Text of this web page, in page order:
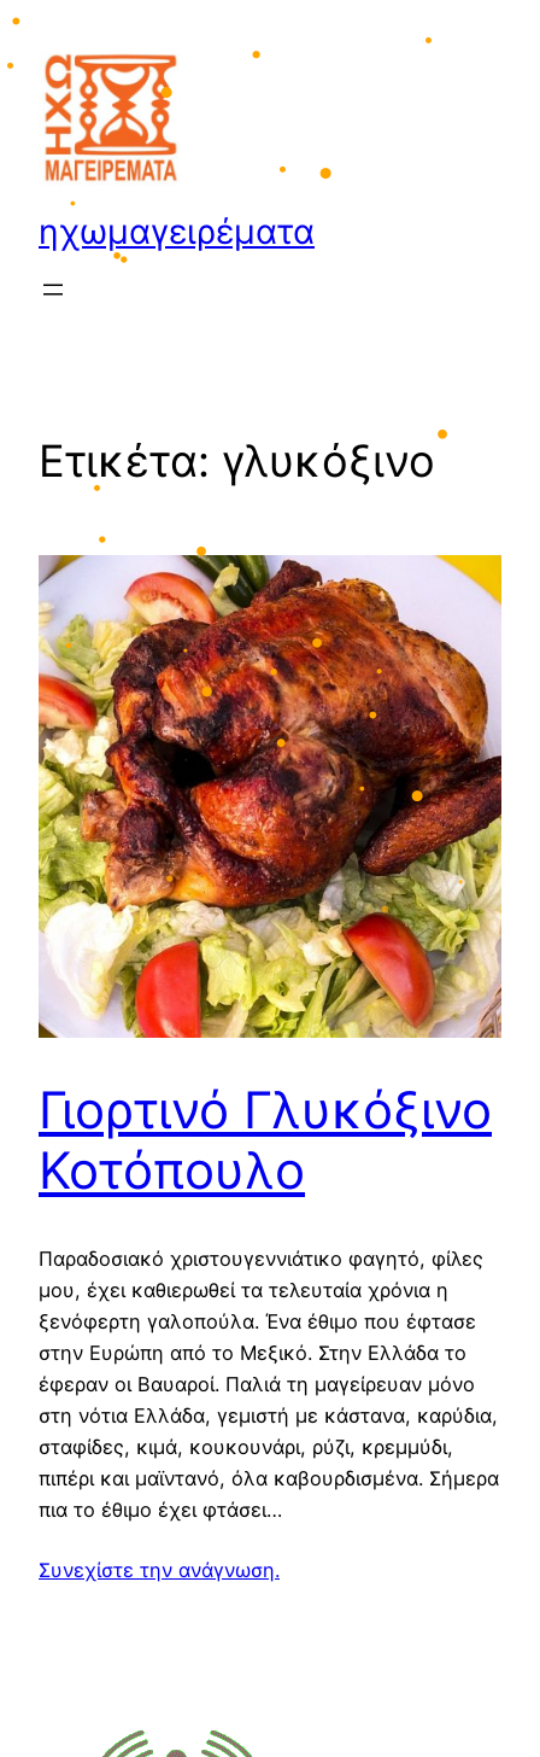
•
•
•
•
•
•
•
•
•
•
•
•
•
•
•
•
•
•
•
•
Μετάβαση
περιεχόμενο
ηχωμαγειρέματα
Ετικέτα: γλυκόξινο
Γιορτινό Γλυκόξινο
Κοτόπουλο
Παραδοσιακό χριστουγεννιάτικο φαγητό, φίλες
μου, έχει καθιερωθεί τα τελευταία χρόνια η
ξενόφερτη γαλοπούλα. Ένα έθιμο που έφτασε
στην Ευρώπη από το Μεξικό. Στην Ελλάδα το
έφεραν οι Βαυαροί. Παλιά τη μαγείρευαν μόνο
στη νότια Ελλάδα, γεμιστή με κάστανα, καρύδια,
σταφίδες, κιμά, κουκουνάρι, ρύζι, κρεμμύδι,
πιπέρι και μαϊντανό, όλα καβουρδισμένα. Σήμερα
πια το έθιμο έχει φτάσει…
Συνεχίστε την ανάγνωση.